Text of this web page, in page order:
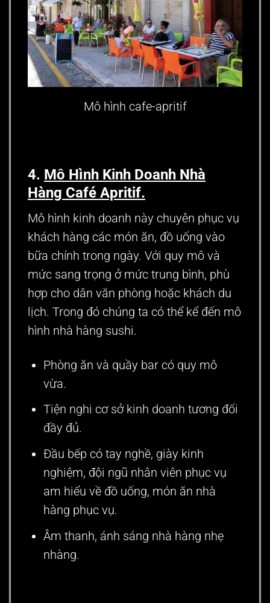
Mô hình cafe-apritif
4. Mô Hình Kinh Doanh Nhà
Hàng Café Apritif.
Mô hình kinh doanh này chuyên phục vụ
khách hàng các món ăn, đồ uống vào
bữa chính trong ngày. Với quy mô và
mức sang trọng ở mức trung bình, phù
hợp cho dân văn phòng hoặc khách du
lịch. Trong đó chúng ta có thể kể đến mô
hình nhà hàng sushi.
Phòng ăn và quầy bar có quy mô
vừa.
Tiện nghi cơ sở kinh doanh tương đối
đầy đủ.
Đầu bếp có tay nghề, giày kinh
nghiệm, đội ngũ nhân viên phục vụ
am hiểu về đồ uống, món ăn nhà
hàng phục vụ.
Âm thanh, ánh sáng nhà hàng nhẹ
nhàng.